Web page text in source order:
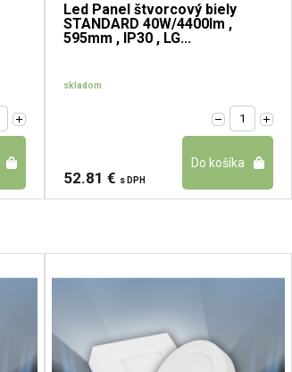
Led Panel štvorcový biely
STANDARD 40W/4400lm ,
595mm , IP30 , LG...
skladom
52.81 € s DPH